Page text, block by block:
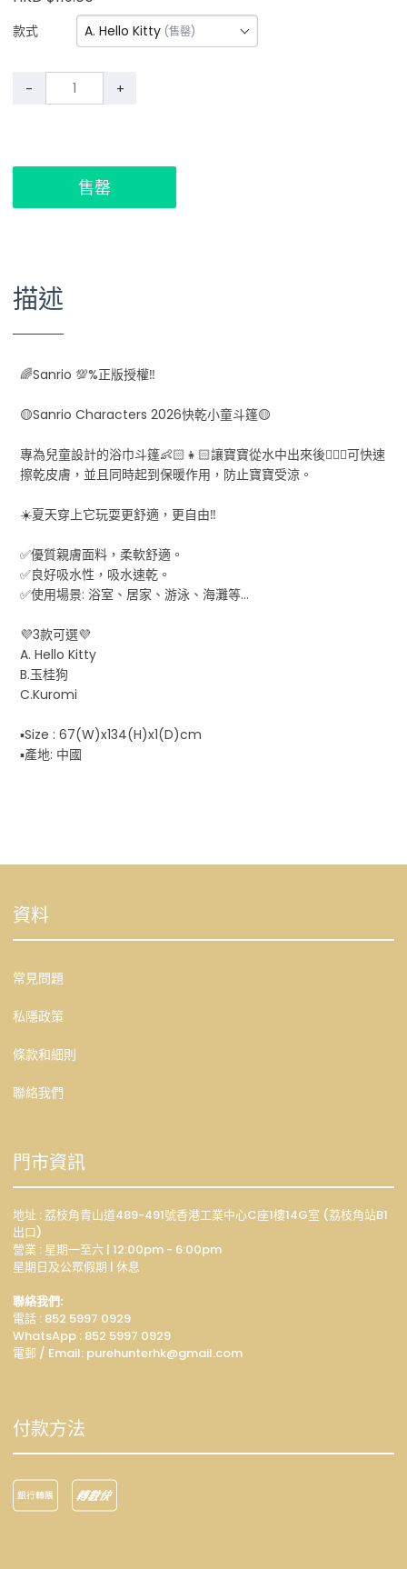
款式 A. Hello Kitty (售罄)
- +
售罄
描述
🌈Sanrio 💯%正版授權‼️
🟡Sanrio Characters 2026快乾小童斗篷🟡
專為兒童設計的浴巾斗篷👶🏻👧🏻讓寶寶從水中出來後🏊🏻‍♂️可快速
擦乾皮膚，並且同時起到保暖作用，防止寶寶受涼。
☀️夏天穿上它玩耍更舒適，更自由‼️
✅優質親膚面料，柔軟舒適。
✅良好吸水性，吸水速乾。
✅使用場景: 浴室、居家、游泳、海灘等…
💜3款可選💜
A. Hello Kitty
B.玉桂狗
C.Kuromi
▪️Size : 67(W)x134(H)x1(D)cm
▪️產地: 中國
資料
常見問題
私隱政策
條款和細則
聯絡我們
門市資訊
地址 : 荔枝角青山道489-491號香港工業中心C座1樓14G室 (荔枝角站B1
出口)
營業 : 星期一至六 | 12:00pm - 6:00pm
星期日及公眾假期 | 休息
聯絡我們:
電話 : 852 5997 0929
WhatsApp : 852 5997 0929
電郵 / Email: purehunterhk@gmail.com
付款方法